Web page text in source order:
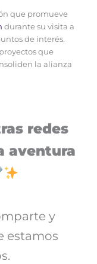
que promueve
durante su visita a
de interés.
que
la alianza
redes
aventura
y
estamos